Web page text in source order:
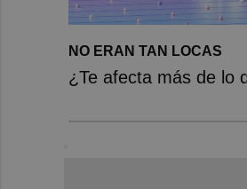
NO ERAN TAN LOCAS
¿Te afecta más de lo